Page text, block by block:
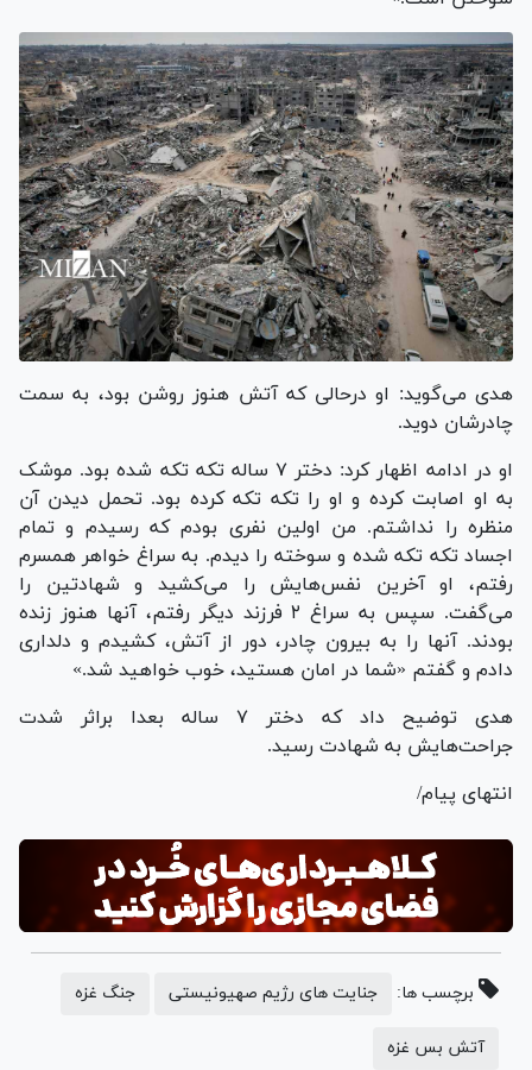
هدی می‌گوید: او درحالی که آتش هنوز روشن بود، به سمت
چادرشان دوید.
او در ادامه اظهار کرد: دختر ۷ ساله تکه تکه شده بود. موشک
به او اصابت کرده و او را تکه تکه کرده بود. تحمل دیدن آن
منظره را نداشتم. من اولین نفری بودم که رسیدم و تمام
اجساد تکه تکه شده و سوخته را دیدم. به سراغ خواهر همسرم
رفتم، او آخرین نفس‌هایش را می‌کشید و شهادتین را
می‌گفت. سپس به سراغ ۲ فرزند دیگر رفتم، آنها هنوز زنده
بودند. آنها را به بیرون چادر، دور از آتش، کشیدم و دلداری
دادم و گفتم «شما در امان هستید، خوب خواهید شد.»
هدی توضیح داد که دختر ۷ ساله بعدا براثر شدت
جراحت‌هایش به شهادت رسید.
انتهای پیام/
برچسب ها: جنایت های رژیم صهیونیستی جنگ غزه
آتش بس غزه